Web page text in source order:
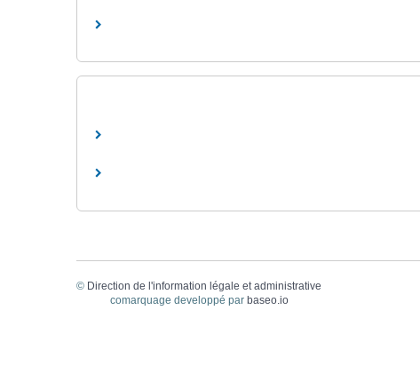
© Direction de l'information légale et administrative
comarquage developpé par baseo.io